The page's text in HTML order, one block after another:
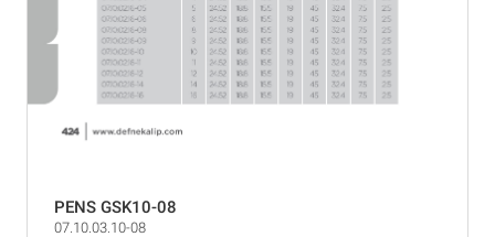
PENS GSK10-08
07.10.03.10-08